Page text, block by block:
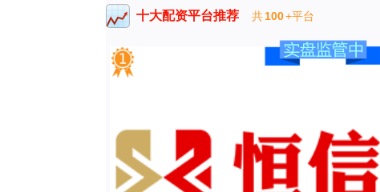
十大配资平台推荐 共100+平台